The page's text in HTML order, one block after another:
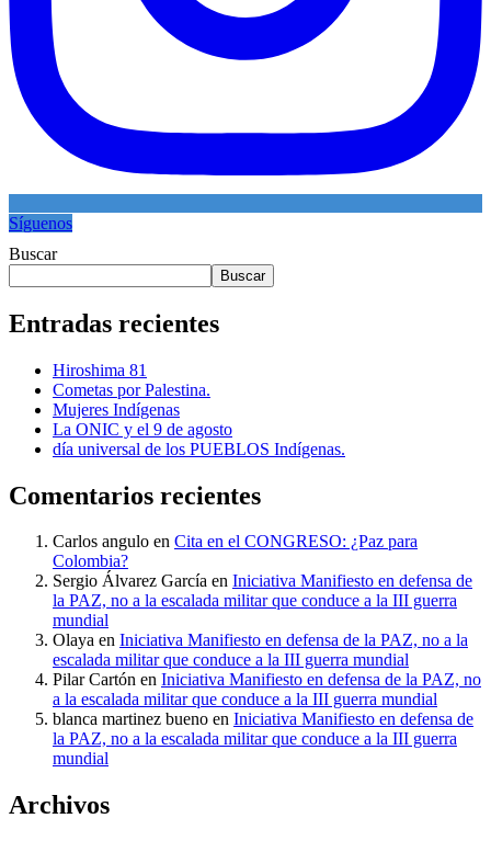
Síguenos
Buscar
Buscar
Entradas recientes
Hiroshima 81
Cometas por Palestina.
Mujeres Indígenas
La ONIC y el 9 de agosto
día universal de los PUEBLOS Indígenas.
Comentarios recientes
Carlos angulo en Cita en el CONGRESO: ¿Paz para
Colombia?
Sergio Álvarez García en Iniciativa Manifiesto en defensa de
la PAZ, no a la escalada militar que conduce a la III guerra
mundial
Olaya en Iniciativa Manifiesto en defensa de la PAZ, no a la
escalada militar que conduce a la III guerra mundial
Pilar Cartón en Iniciativa Manifiesto en defensa de la PAZ, no
a la escalada militar que conduce a la III guerra mundial
blanca martinez bueno en Iniciativa Manifiesto en defensa de
la PAZ, no a la escalada militar que conduce a la III guerra
mundial
Archivos